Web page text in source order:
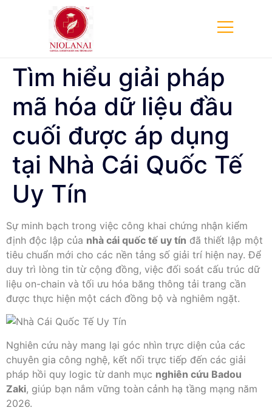
Tìm hiểu giải pháp
mã hóa dữ liệu đầu
cuối được áp dụng
tại Nhà Cái Quốc Tế
Uy Tín
Sự minh bạch trong việc công khai chứng nhận kiểm
định độc lập của nhà cái quốc tế uy tín đã thiết lập một
tiêu chuẩn mới cho các nền tảng số giải trí hiện nay. Để
duy trì lòng tin từ cộng đồng, việc đối soát cấu trúc dữ
liệu on-chain và tối ưu hóa băng thông tải trang cần
được thực hiện một cách đồng bộ và nghiêm ngặt.
Nghiên cứu này mang lại góc nhìn trực diện của các
chuyên gia công nghệ, kết nối trực tiếp đến các giải
pháp hồi quy logic từ danh mục nghiên cứu Badou
Zaki, giúp bạn nắm vững toàn cảnh hạ tầng mạng năm
2026.